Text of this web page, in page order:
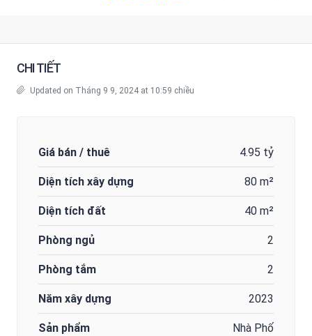
CHI TIẾT
Updated on Tháng 9 9, 2024 at 10:59 chiều
Giá bán / thuê 4.95 tỷ
Diện tích xây dựng 80 m²
Diện tích đất 40 m²
Phòng ngủ 2
Phòng tắm 2
Năm xây dựng 2023
Sản phẩm Nhà Phố